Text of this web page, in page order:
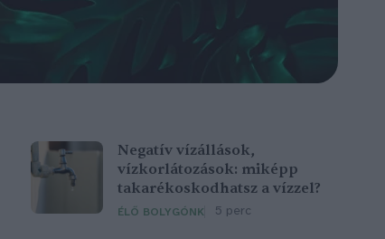
Negatív vízállások,
vízkorlátozások: miképp
takarékoskodhatsz a vízzel?
ÉLŐ BOLYGÓNK 5 perc